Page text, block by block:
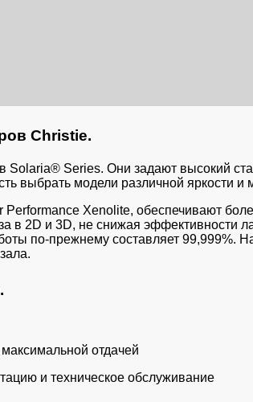
Christie.
Series. Они задают высокий
выбрать модели различной яркости
Xenolite, обеспечивают
в 2D и 3D, не снижая
по-прежнему составляет 99,999%.
отдачей
и техническое обслуживание